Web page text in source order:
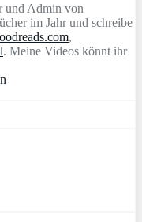
und Admin von
im Jahr und schreibe
,
. Meine Videos könnt ihr